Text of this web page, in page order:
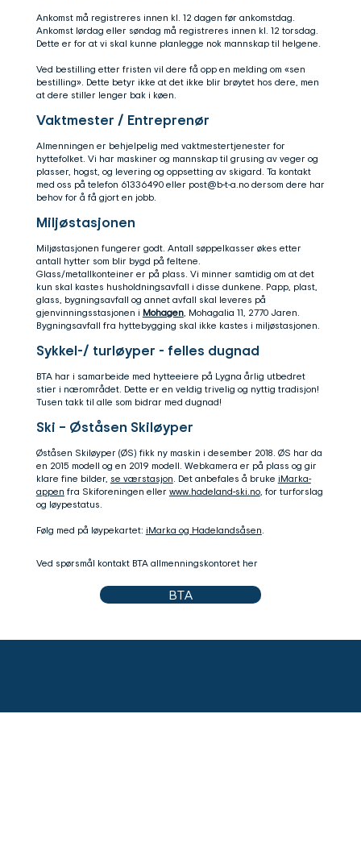
Ankomst må registreres innen kl. 12 dagen før ankomstdag.
Ankomst lørdag eller søndag må registreres innen kl. 12 torsdag.
Dette er for at vi skal kunne planlegge nok mannskap til helgene.
Ved bestilling etter fristen vil dere få opp en melding om «sen
bestilling». Dette betyr ikke at det ikke blir brøytet hos dere, men
at dere stiller lenger bak i køen.
Vaktmester / Entreprenør
Almenningen er behjelpelig med vaktmestertjenester for
hyttefolket. Vi har maskiner og mannskap til grusing av veger og
plasser, hogst, og levering og oppsetting av skigard. Ta kontakt
med oss på telefon 61336490 eller post@b-t-a.nodersom dere har
behov for å få gjort en jobb.
Miljøstasjonen
Miljøstasjonen fungerer godt. Antall søppelkasser økes etter
antall hytter som blir bygd på feltene.
Glass/metallkonteiner er på plass. Vi minner samtidig om at det
kun skal kastes husholdningsavfall i disse dunkene. Papp, plast,
glass, bygningsavfall og annet avfall skal leveres på
gjenvinningsstasjonen i Mohagen, Mohagalia 11, 2770 Jaren.
Bygningsavfall fra hyttebygging skal ikke kastes i miljøstasjonen.
Sykkel-/ turløyper - felles dugnad
BTA har i samarbeide med hytteeiere på Lygna årlig utbedret
stier i nærområdet. Dette er en veldig trivelig og nyttig tradisjon!
Tusen takk til alle som bidrar med dugnad!
Ski – Øståsen Skiløyper
Øståsen Skiløyper (ØS) fikk ny maskin i desember 2018. ØS har da
en 2015 modell og en 2019 modell. Webkamera er på plass og gir
klare fine bilder, se værstasjon. Det anbefales å bruke iMarka-
appen fra Skiforeningen ellerwww.hadeland-ski.no, for turforslag
og løypestatus.
Følg med på løypekartet: iMarka og Hadelandsåsen.
Ved spørsmål kontakt BTA allmenningskontoret her
BTA